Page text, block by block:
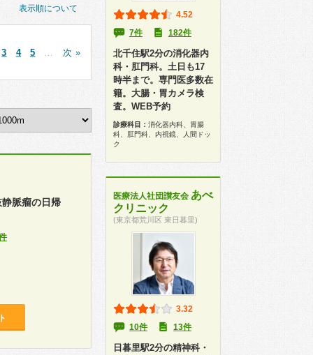
表示順について
3 4 5 次 »
脈瘤の日帰
4.52
7件
182件
北千住駅2分の消化器内
科・肛門科。土日も17
時半まで。専門医多数在
籍。大腸・胃カメラ検
査。WEB予約
診療科目： 消化器内科、胃腸
科、肛門科、内視鏡、人間ドッ
ク
医療法人社団讃友会 あべ
クリニック
(東京都荒川区 東日暮里)
3.32
10件
13件
日暮里駅2分の精神科・